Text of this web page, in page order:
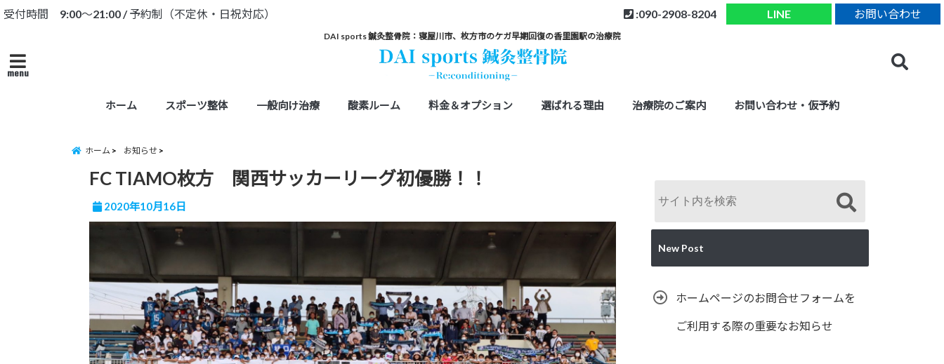
受付時間 9:00～21:00 / 予約制（不定休・日祝対応） お問い合わせ
LINE
:090-2908-8204
DAI sports 鍼灸整骨院：寝屋川市、枚方市のケガ早期回復の香里園駅の治療院
menu
ホーム スポーツ整体 一般向け治療 酸素ルーム 料金＆オプション 選ばれる理由 治療院のご案内 お問い合わせ・仮予約
ホーム お知らせ
FC TIAMO枚方 関西サッカーリーグ初優勝！！
2020年10月16日
New Post
ホームページのお問合せフォームを
ご利用する際の重要なお知らせ